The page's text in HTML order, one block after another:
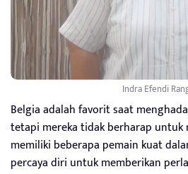
Indra Efendi
Belgia adalah favorit saat
tetapi mereka tidak berharap untuk
memiliki beberapa pemain kuat
percaya diri untuk memberikan